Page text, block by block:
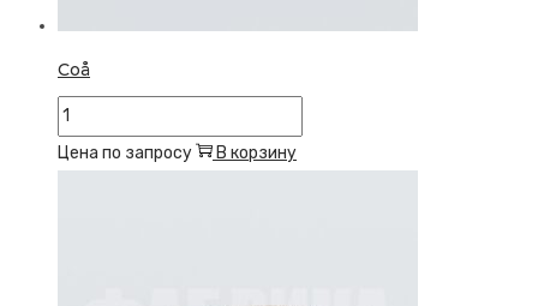
Coå
Количество
товара
Цена по запросу В корзину